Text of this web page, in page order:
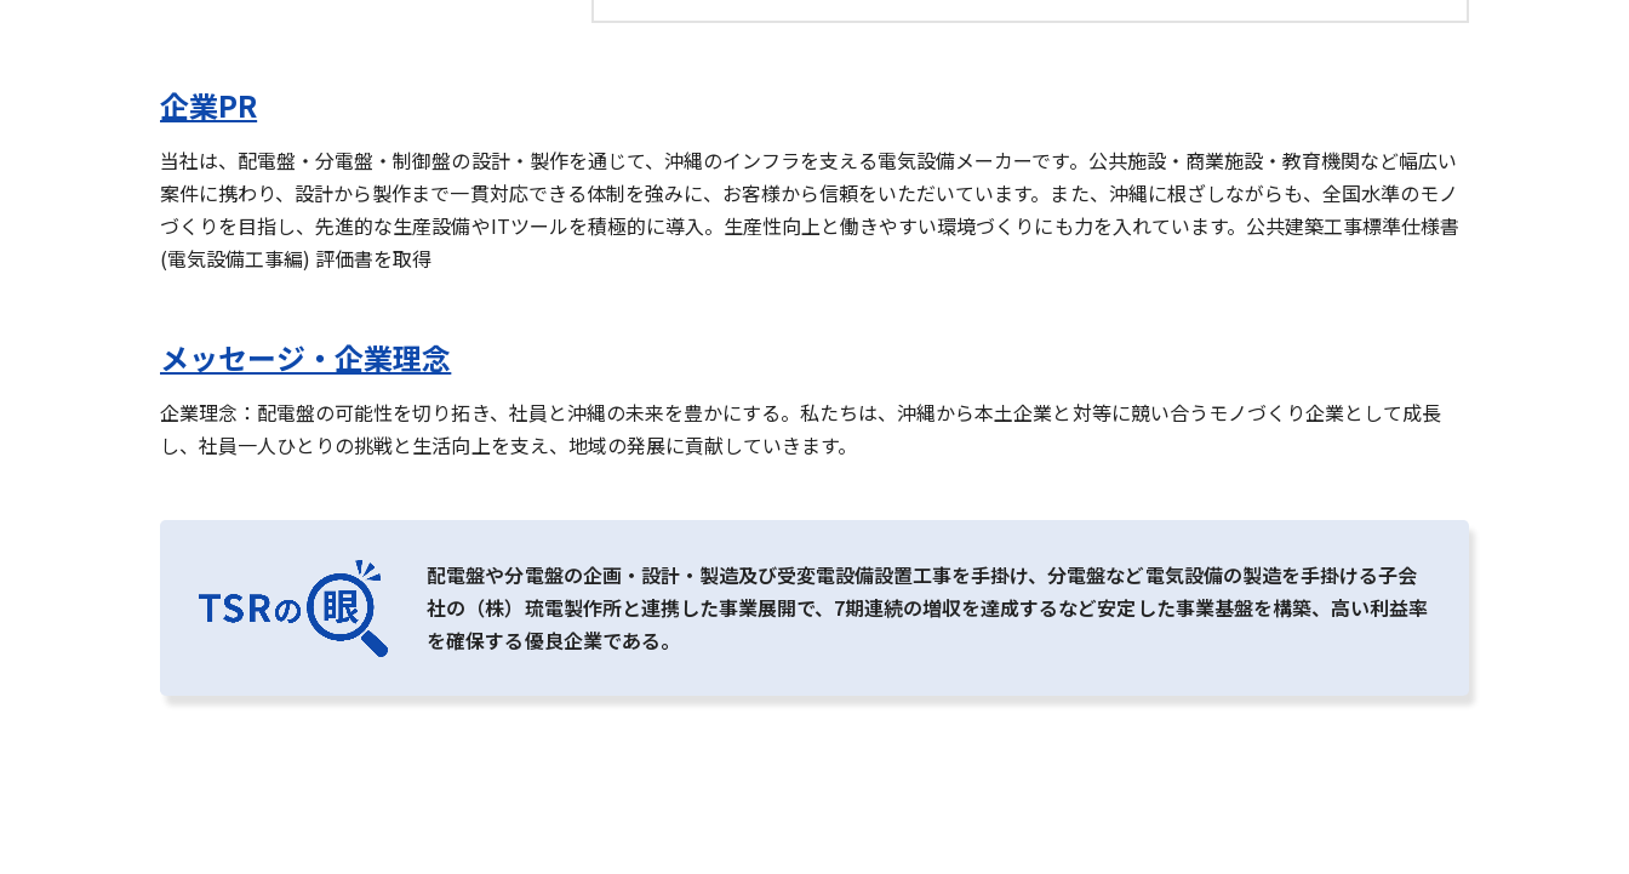
企業PR
当社は、配電盤・分電盤・制御盤の設計・製作を通じて、沖縄のインフラを支える電気設備メーカーです。公共施設・商業施設・教育機関など幅広い
案件に携わり、設計から製作まで一貫対応できる体制を強みに、お客様から信頼をいただいています。また、沖縄に根ざしながらも、全国水準のモノ
づくりを目指し、先進的な生産設備やITツールを積極的に導入。生産性向上と働きやすい環境づくりにも力を入れています。公共建築工事標準仕様書
(電気設備工事編) 評価書を取得
メッセージ・企業理念
企業理念：配電盤の可能性を切り拓き、社員と沖縄の未来を豊かにする。私たちは、沖縄から本土企業と対等に競い合うモノづくり企業として成長
し、社員一人ひとりの挑戦と生活向上を支え、地域の発展に貢献していきます。
配電盤や分電盤の企画・設計・製造及び受変電設備設置工事を手掛け、分電盤など電気設備の製造を手掛ける子会
社の（株）琉電製作所と連携した事業展開で、7期連続の増収を達成するなど安定した事業基盤を構築、高い利益率
を確保する優良企業である。